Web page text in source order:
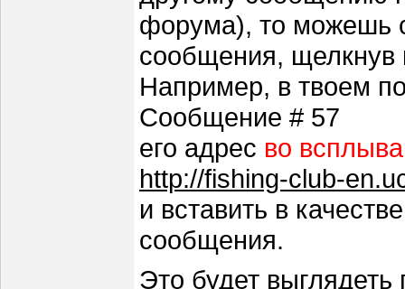
форума), то можешь
сообщения, щелкнув
Например, в твоем
Сообщение # 57
его адрес во
http://fishing-club-
и вставить в
сообщения.
Это будет